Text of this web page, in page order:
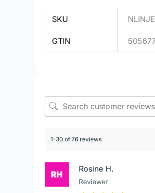
SKU
GTIN
1-30 of 76 reviews
Rosine H.
Reviewer